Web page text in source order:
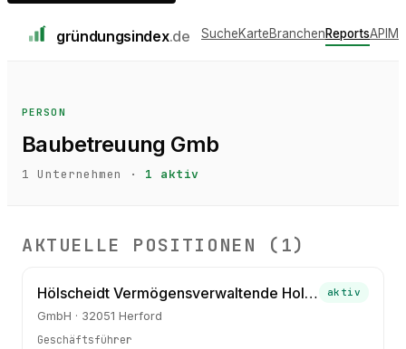
gründungsindex.de SucheKarteBranchenReportsAPI
PERSON
Baubetreuung Gmb
1 Unternehmen · 1 aktiv
AKTUELLE POSITIONEN ( 1)
Hölscheidt Vermögensverwaltende Holding GmbH
GmbH · 32051 Herford
aktiv
Geschäftsführer